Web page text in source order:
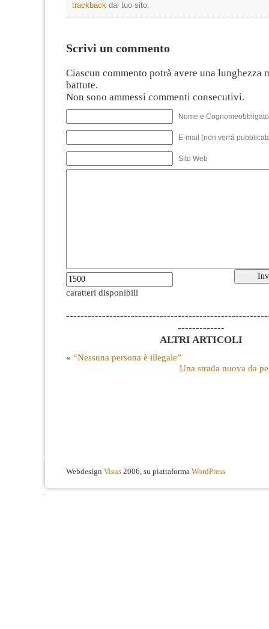
trackback dal tuo sito.
Scrivi un commento
Ciascun commento potrà avere una lunghezza
battute.
Non sono ammessi commenti consecutivi.
Nome e
E-mail (non verrà
Sito Web
caratteri disponibili
-------------
ALTRI ARTICOLI
« “Nessuna persona è illegale”
Una strada nuova da
Webdesign Visus 2006, su piattaforma WordPress